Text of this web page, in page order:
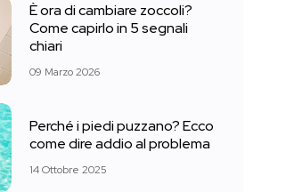
È ora di cambiare zoccoli?
Come capirlo in 5 segnali
chiari
09 Marzo 2026
Perché i piedi puzzano? Ecco
come dire addio al problema
14 Ottobre 2025